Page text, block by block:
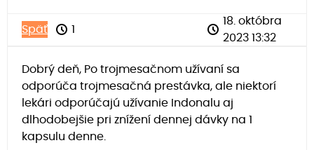
Späť 1
18. októbra
2023 13:32
Dobrý deň, Po trojmesačnom užívaní sa
odporúča trojmesačná prestávka, ale niektorí
lekári odporúčajú užívanie Indonalu aj
dlhodobejšie pri znížení dennej dávky na 1
kapsulu denne.